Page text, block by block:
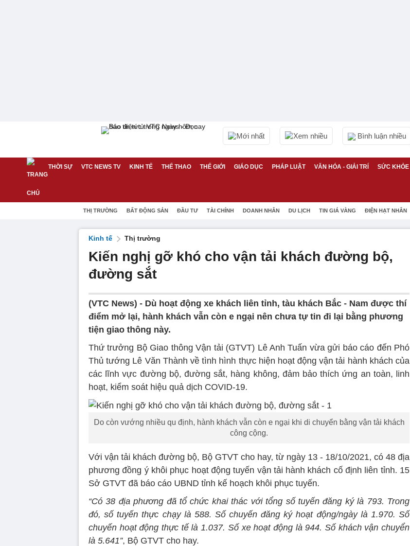
Mới nhất Xem nhiều Bình luận nhiều
THỜI SỰ VTC NEWS TV KINH TẾ THỂ THAO THẾ GIỚI GIÁO DỤC PHÁP LUẬT VĂN HÓA - GIẢI TRÍ SỨC KHỎE
THỊ TRƯỜNG BẤT ĐỘNG SẢN ĐẦU TƯ TÀI CHÍNH DOANH NHÂN DU LỊCH TIN GIÁ VÀNG ĐIỆN HẠT NHÂN
Kinh tế Thị trường
Kiến nghị gỡ khó cho vận tải khách đường bộ,
đường sắt
(VTC News) - Dù hoạt động xe khách liên tỉnh, tàu khách Bắc - Nam được thí
điểm mở lại, hành khách vẫn còn e ngại nên chưa tự tin đi lại bằng phương
tiện giao thông này.
Thứ trưởng Bộ Giao thông Vận tải (GTVT) Lê Anh Tuấn vừa gửi báo cáo đến Phó
Thủ tướng Lê Văn Thành về tình hình thực hiện hoạt động vận tải hành khách của
các lĩnh vực đường bộ, đường sắt, hàng không, đảm bảo thích ứng an toàn, linh
hoạt, kiểm soát hiệu quả dịch COVID-19.
Do còn vướng nhiều qu định, hành khách vẫn còn e ngại khi di chuyển bằng vận tải khách
công cộng.
Với vận tải khách đường bộ, Bộ GTVT cho hay, từ ngày 13 - 18/10/2021, có 48 địa
phương đồng ý khôi phục hoạt động tuyến vận tải hành khách cố định liên tỉnh. 15
Sở GTVT đã báo cáo UBND tỉnh kế hoạch khôi phục tuyến.
“Có 38 địa phương đã tổ chức khai thác với tổng số tuyến đăng ký là 793. Trong
đó, số tuyến thực chạy là 588. Số chuyến đăng ký hoạt động/ngày là 1.970. Số
chuyến hoạt động thực tế là 1.037. Số xe hoạt động là 944. Số khách vận chuyển
là 5.641”, Bộ GTVT cho hay.